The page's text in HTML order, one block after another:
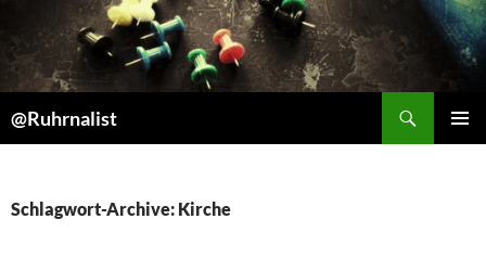
@Ruhrnalist
Schlagwort-Archive: Kirche